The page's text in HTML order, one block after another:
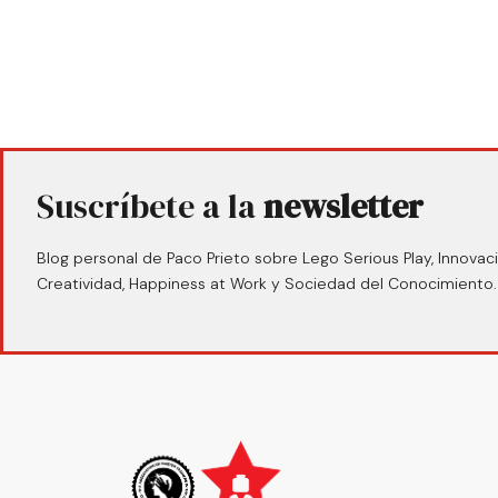
Suscríbete a lanewsletter
Blog personal de Paco Prieto sobre Lego Serious Play,
Creatividad, Happiness at Work y Sociedad del Conocimiento.